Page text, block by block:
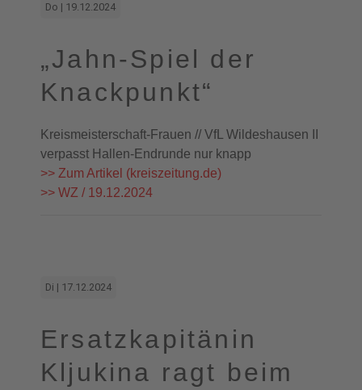
Do | 19.12.2024
„Jahn-Spiel der
Knackpunkt“
Kreismeisterschaft-Frauen // VfL Wildeshausen II
verpasst Hallen-Endrunde nur knapp
>> Zum Artikel (kreiszeitung.de)
>> WZ / 19.12.2024
Di | 17.12.2024
Ersatzkapitänin
Kljukina ragt beim